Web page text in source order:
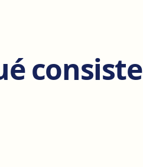
consiste